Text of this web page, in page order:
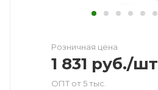
Розничная цена
1 831 руб./шт
ОПТ от 5 тыс.